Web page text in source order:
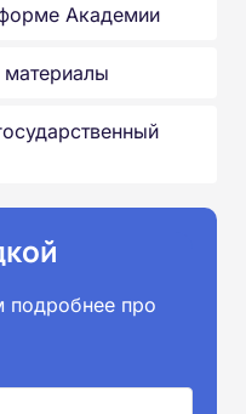
Академии
подробнее про